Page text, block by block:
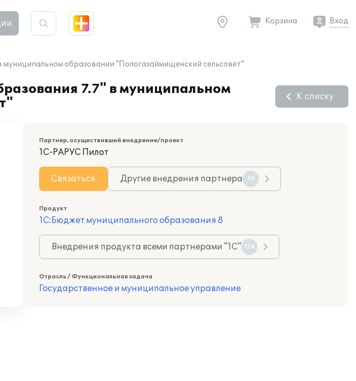
Корзина Вход
образовании "Пологазаймищенский сельсовет"
7.7" в муниципальном
К списку
Партнер, осуществивший внедрение/проект
1С-РАРУС Пилот
Связаться Другие внедрения партнера 35
Продукт
1С:Бюджет муниципального образования 8
Внедрения продукта всеми партнерами "1С" 128
Отрасль / Функциональная задача
Государственное и муниципальное управление